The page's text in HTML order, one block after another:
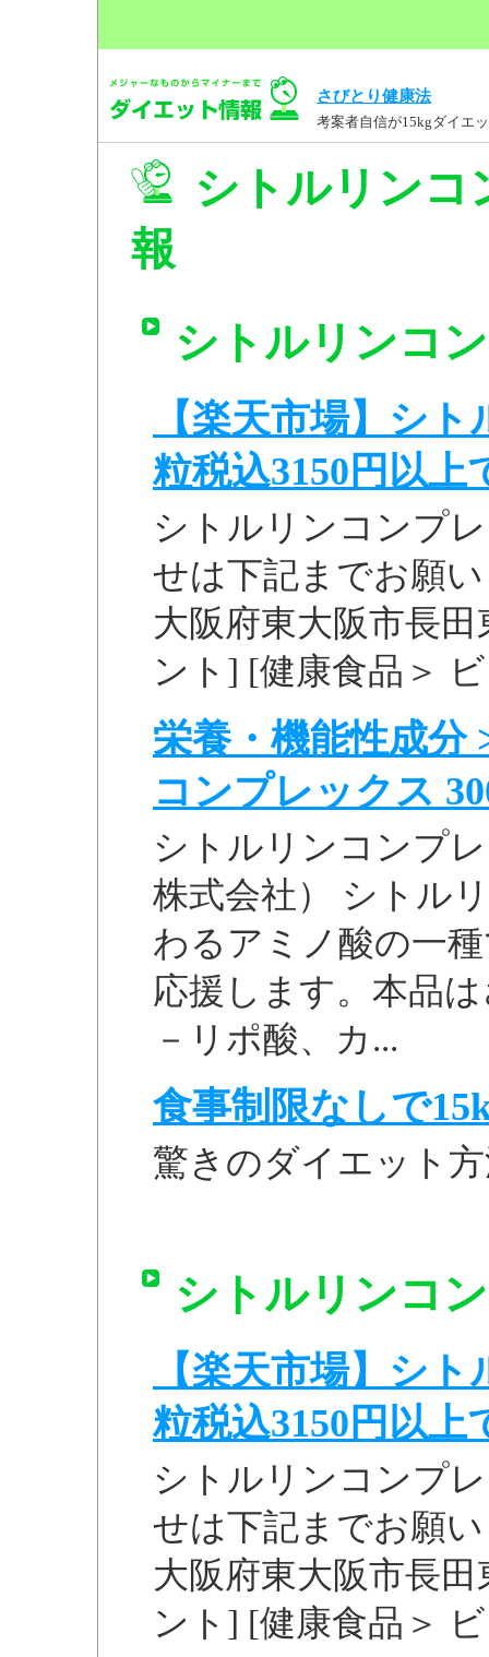
さびとり健康法
考案者自信が15kgダイエ
シトルリンコ
報
シトルリンコ
【楽天市場】シ
粒税込3150円以上
シトルリンコンプ
せは下記までお願
大阪府東大阪市長
ント] [健康食品＞
栄養・機能性成分
コンプレックス
シトルリンコンプ
株式会社） シトル
わるアミノ酸の一
応援します。本品
－リポ酸、カ...
食事制限なしで
驚きのダイエット
シトルリンコ
【楽天市場】シ
粒税込3150円以上
シトルリンコンプ
せは下記までお願
大阪府東大阪市長
ント] [健康食品＞